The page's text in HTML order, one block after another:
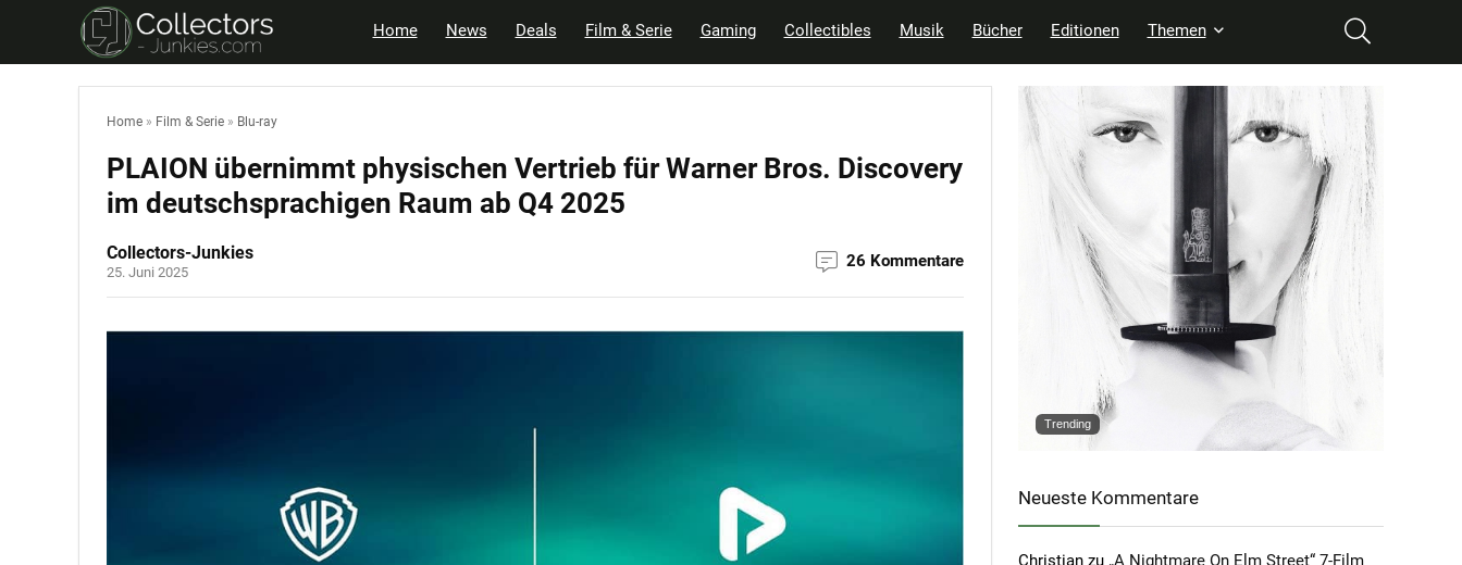
Home News Deals Film & Serie Gaming Collectibles Musik Bücher Editionen Themen
Home » Film & Serie » Blu-ray
PLAION übernimmt physischen Vertrieb für Warner Bros. Discovery
im deutschsprachigen Raum ab Q4 2025
Collectors-Junkies
25. Juni 2025
26 Kommentare
Trending
Neueste Kommentare
Christian zu „A Nightmare On Elm Street“ 7-Film